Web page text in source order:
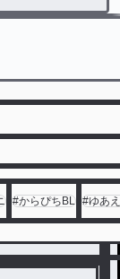
#からぴちBL #ゆあ